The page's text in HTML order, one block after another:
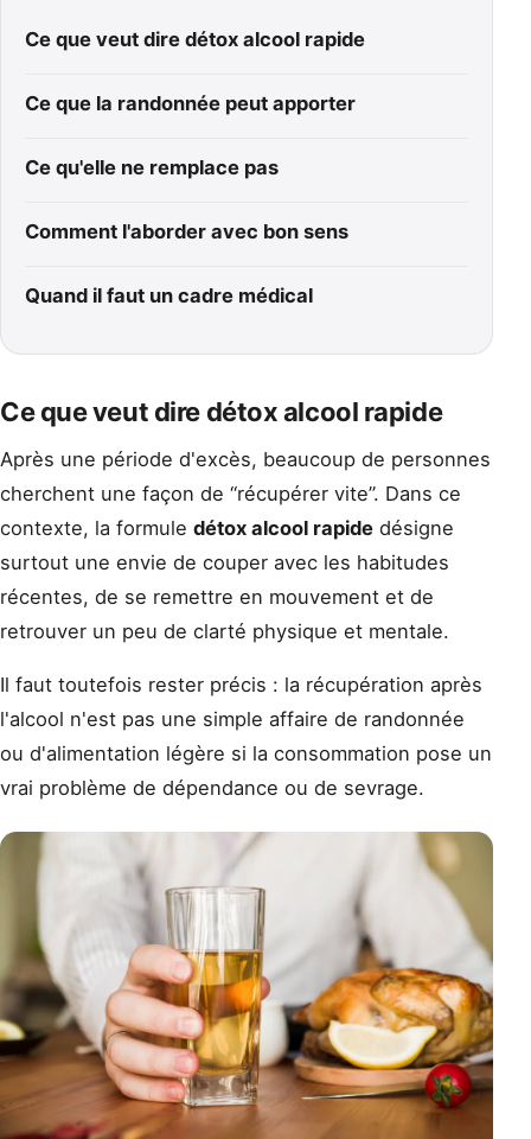
Ce que veut dire détox alcool rapide
Ce que la randonnée peut apporter
Ce qu'elle ne remplace pas
Comment l'aborder avec bon sens
Quand il faut un cadre médical
Ce que veut dire détox alcool rapide
Après une période d'excès, beaucoup de personnes
cherchent une façon de “récupérer vite”. Dans ce
contexte, la formule détox alcool rapide désigne
surtout une envie de couper avec les habitudes
récentes, de se remettre en mouvement et de
retrouver un peu de clarté physique et mentale.
Il faut toutefois rester précis : la récupération après
l'alcool n'est pas une simple affaire de randonnée
ou d'alimentation légère si la consommation pose un
vrai problème de dépendance ou de sevrage.